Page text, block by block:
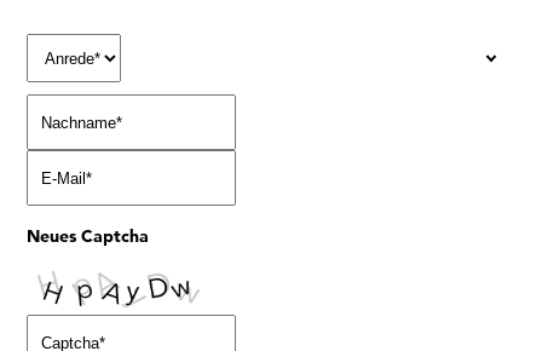
Neues Captcha